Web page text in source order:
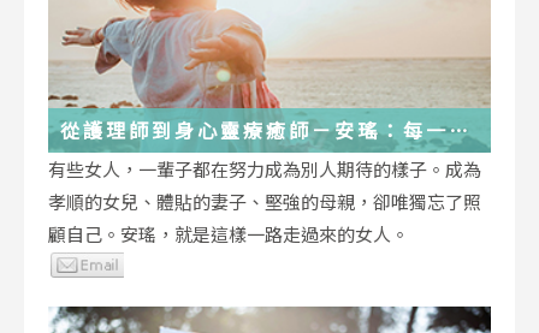
從護理師到身心靈療癒師－安瑤：每一段
低谷，都能成為重生的起點
有些女人，一輩子都在努力成為別人期待的樣子。成為
孝順的女兒、體貼的妻子、堅強的母親，卻唯獨忘了照
顧自己。安瑤，就是這樣一路走過來的女人。